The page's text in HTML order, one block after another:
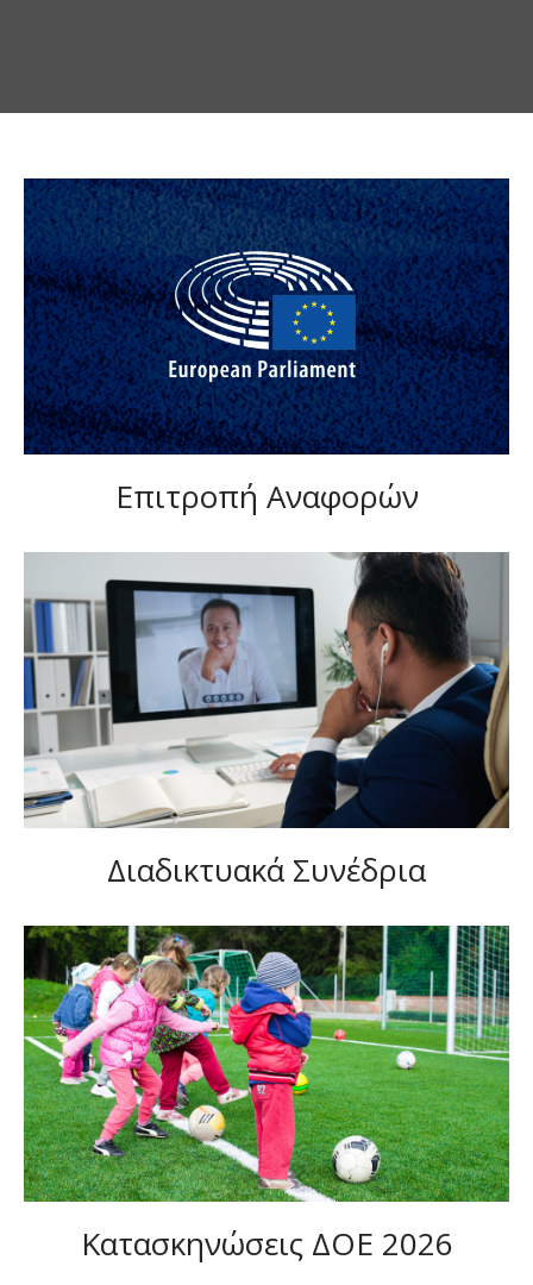
Επιτροπή Αναφορών
Διαδικτυακά Συνέδρια
Κατασκηνώσεις ΔΟΕ 2026